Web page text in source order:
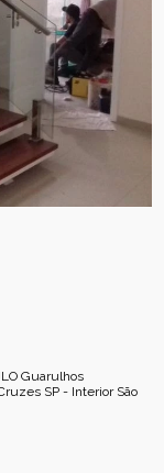
Guarulhos
SP - Interior São